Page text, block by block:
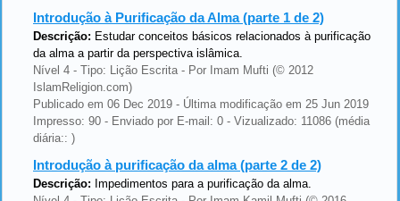
Introdução à Purificação da Alma (parte 1 de 2)
Descrição: Estudar conceitos básicos relacionados à purificação
da alma a partir da perspectiva islâmica.
Nível 4 - Tipo: Lição Escrita - Por Imam Mufti (© 2012
IslamReligion.com)
Publicado em 06 Dec 2019 - Última modificação em 25 Jun 2019
Impresso: 90 - Enviado por E-mail: 0 - Vizualizado: 11086 (média
diária:: )
Introdução à purificação da alma (parte 2 de 2)
Descrição: Impedimentos para a purificação da alma.